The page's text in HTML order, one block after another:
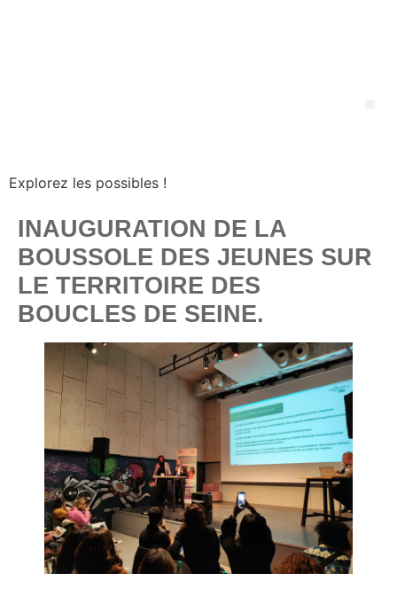
Explorez les possibles !
INAUGURATION DE LA
BOUSSOLE DES JEUNES SUR
LE TERRITOIRE DES
BOUCLES DE SEINE.